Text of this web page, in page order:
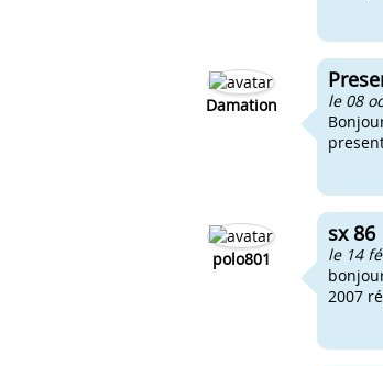
Damation
le 08
polo801
sx 86
le 14
2007